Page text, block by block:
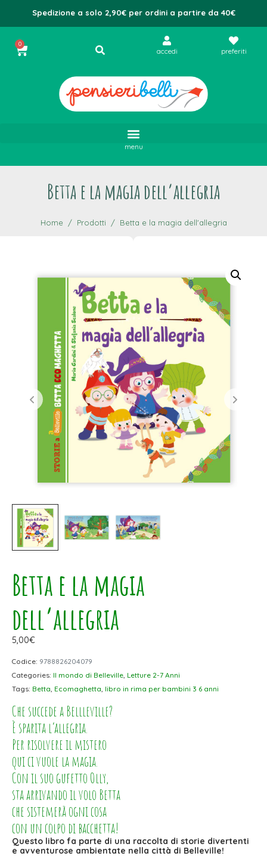
Spedizione a solo 2,90€ per ordini a partire da 40€
0
accedi preferiti
menu
Betta e la magia dell’allegria
Home Prodotti Betta e la magia dell'allegria
Betta e la magia
dell’allegria
5,00€
Codice: 9788826204079
Categories: Il mondo di Belleville, Letture 2-7 Anni
Tags: Betta, Ecomaghetta, libro in rima per bambini 3 6 anni
Che succede a Bellleville?
È sparita l’allegria.
Per risolvere il mistero
qui ci vuole la magia.
Con il suo gufetto Olly,
sta arrivando il volo Betta
che sistemerà ogni cosa
con un colpo di bacchetta!
Questo libro fa parte di una raccolta di storie divertenti
e avventurose ambientate nella città di Belleville!